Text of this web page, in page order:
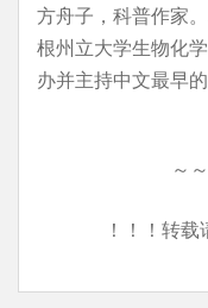
方舟子，科普作家
根州立大学生物化
办并主持中文最早
～
！！！转